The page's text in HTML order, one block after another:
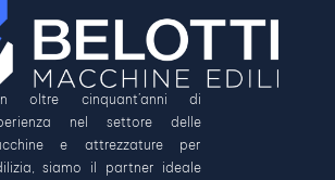
oltre cinquant’anni di
nel settore delle
e attrezzature per
siamo il partner ideale